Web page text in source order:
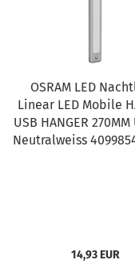
OSRAM LED
Linear LED Mobile
USB HANGER 270MM
Neutralweiss
14,93 EUR